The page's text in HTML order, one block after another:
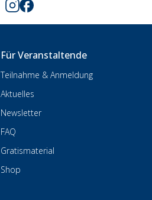
Für Veranstaltende
Teilnahme & Anmeldung
Aktuelles
Newsletter
FAQ
Gratismaterial
Shop